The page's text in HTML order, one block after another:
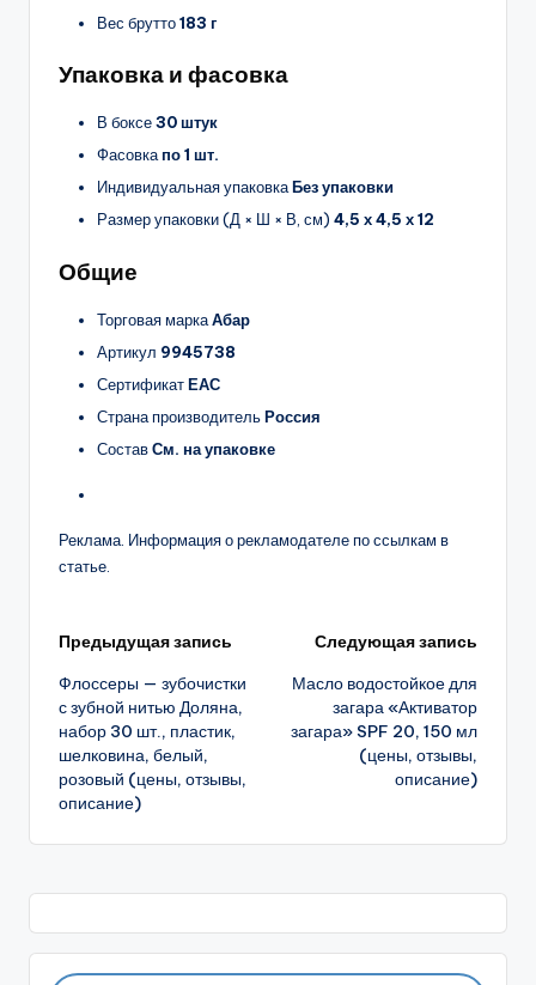
Вес брутто183 г
Упаковка и фасовка
В боксе30 штук
Фасовкапо 1 шт.
Индивидуальная упаковкаБез упаковки
Размер упаковки (Д × Ш × В, см) 4,5 х 4,5 х 12
Общие
Торговая маркаАбар
Артикул 9945738
СертификатЕАС
Страна производительРоссия
СоставСм. на упаковке
Реклама. Информация о рекламодателе по ссылкам в
статье.
Навигация
записи
Предыдущая запись
Флоссеры — зубочистки
с зубной нитью Доляна,
набор 30 шт., пластик,
шелковина, белый,
розовый (цены, отзывы,
описание)
Следующая запись
Масло водостойкое для
загара «Активатор
загара» SPF 20, 150 мл
(цены, отзывы,
описание)